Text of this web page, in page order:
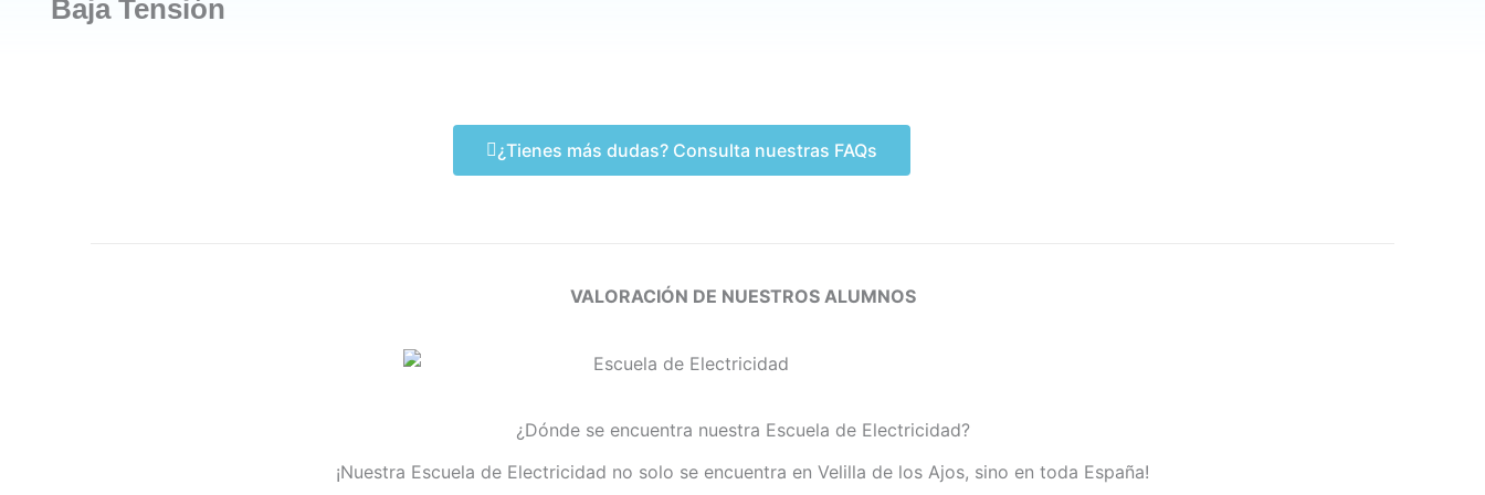
Baja Tensión
¿Tienes más dudas? Consulta nuestras FAQs
VALORACIÓN DE NUESTROS ALUMNOS
¿Dónde se encuentra nuestra Escuela de Electricidad?
¡Nuestra Escuela de Electricidad no solo se encuentra en Velilla de los Ajos, sino en toda España!